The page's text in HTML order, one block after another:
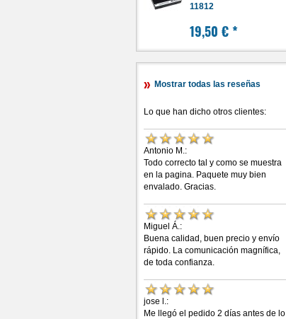
11812
19,50 €*
Mostrar todas las reseñas
Lo que han dicho otros clientes:
Antonio M.:
Todo correcto tal y como se muestra
en la pagina. Paquete muy bien
envalado. Gracias.
Miguel Á.:
Buena calidad, buen precio y envío
rápido. La comunicación magnífica,
de toda confianza.
jose l.:
Me llegó el pedido 2 días antes de lo